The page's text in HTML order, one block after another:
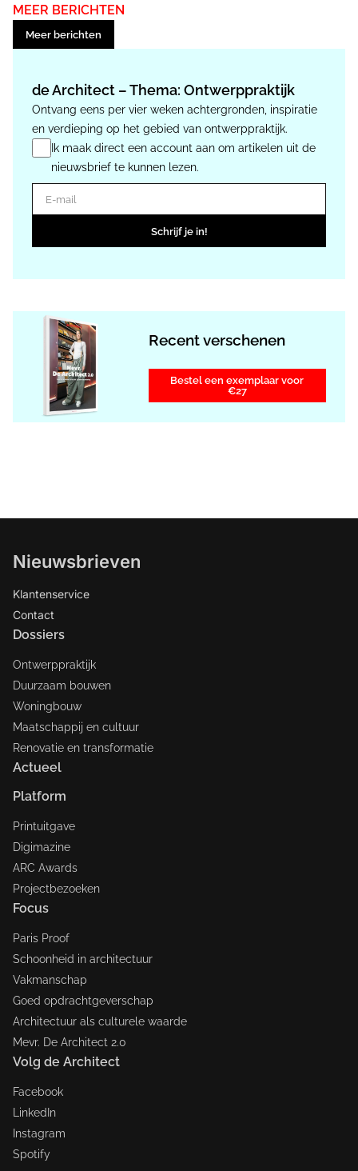
MEER BERICHTEN
Meer berichten
de Architect – Thema: Ontwerppraktijk
Ontvang eens per vier weken achtergronden, inspiratie
en verdieping op het gebied van ontwerppraktijk.
Ik maak direct een account aan om artikelen uit de
nieuwsbrief te kunnen lezen.
E-mail
Schrijf je in!
Recent verschenen
Bestel een exemplaar voor
€27
Nieuwsbrieven
Klantenservice
Contact
Dossiers
Ontwerppraktijk
Duurzaam bouwen
Woningbouw
Maatschappij en cultuur
Renovatie en transformatie
Actueel
Platform
Printuitgave
Digimazine
ARC Awards
Projectbezoeken
Focus
Paris Proof
Schoonheid in architectuur
Vakmanschap
Goed opdrachtgeverschap
Architectuur als culturele waarde
Mevr. De Architect 2.0
Volg de Architect
Facebook
LinkedIn
Instagram
Spotify